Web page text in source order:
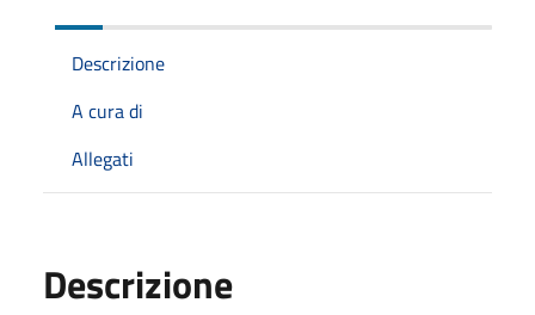
Descrizione
A cura di
Allegati
Descrizione